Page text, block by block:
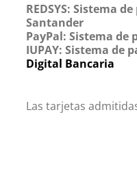
REDSYS: Sistema
Santander
PayPal: Sistema de
IUPAY: Sistema de
Digital Bancaria
Las tarjetas